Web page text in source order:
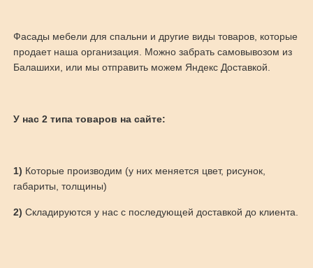
Фасады мебели для спальни и другие виды товаров, которые
продает наша организация. Можно забрать самовывозом из
Балашихи, или мы отправить можем Яндекс Доставкой.
У нас 2 типа товаров на сайте:
1) Которые производим (у них меняется цвет, рисунок,
габариты, толщины)
2) Складируются у нас с последующей доставкой до клиента.